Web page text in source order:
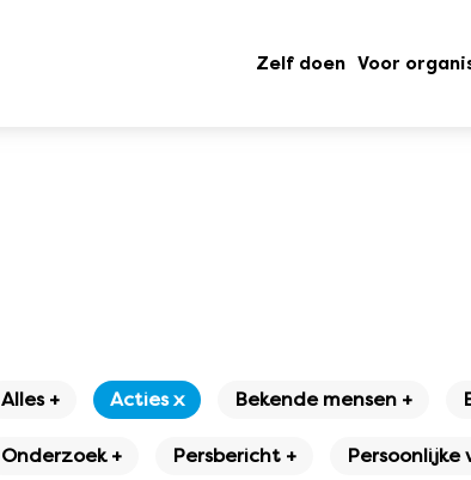
Zelf doen Voor
Alles + Acties x Bekende mensen +
Onderzoek + Persbericht + Persoonlijke